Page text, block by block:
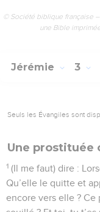
© Société biblique française
une Bible
Jérémie 3
Seuls les Évangiles sont
Une prostituée
1 (Il me faut) dire :
Qu’elle le quitte et
encore vers elle ? Ce